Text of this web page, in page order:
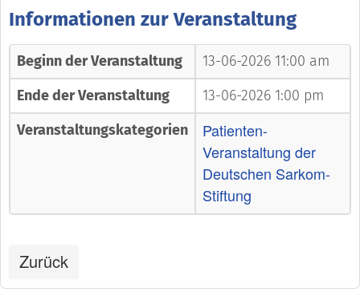
Informationen zur Veranstaltung
Beginn der Veranstaltung
13-06-2026 11:00 am
Ende der Veranstaltung
13-06-2026 1:00 pm
Veranstaltungskategorien
Patienten-
Veranstaltung der
Deutschen Sarkom-
Stiftung
Zurück